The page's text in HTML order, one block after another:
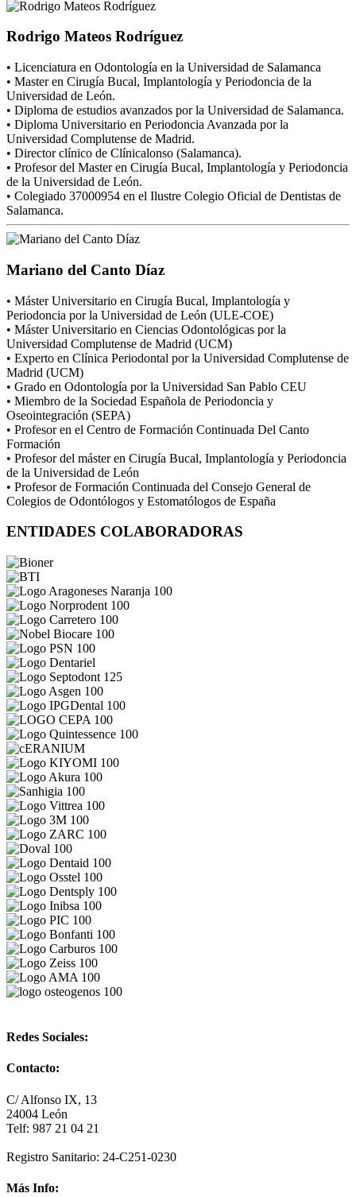
Rodrigo Mateos Rodríguez
• Licenciatura en Odontología en la Universidad de Salamanca
• Master en Cirugía Bucal, Implantología y Periodoncia de la
Universidad de León.
• Diploma de estudios avanzados por la Universidad de Salamanca.
• Diploma Universitario en Periodoncia Avanzada por la
Universidad Complutense de Madrid.
• Director clínico de Clínicalonso (Salamanca).
• Profesor del Master en Cirugía Bucal, Implantología y Periodoncia
de la Universidad de León.
• Colegiado 37000954 en el Ilustre Colegio Oficial de Dentistas de
Salamanca.
Mariano del Canto Díaz
• Máster Universitario en Cirugía Bucal, Implantología y
Periodoncia por la Universidad de León (ULE-COE)
• Máster Universitario en Ciencias Odontológicas por la
Universidad Complutense de Madrid (UCM)
• Experto en Clínica Periodontal por la Universidad Complutense de
Madrid (UCM)
• Grado en Odontología por la Universidad San Pablo CEU
• Miembro de la Sociedad Española de Periodoncia y
Oseointegración (SEPA)
• Profesor en el Centro de Formación Continuada Del Canto
Formación
• Profesor del máster en Cirugía Bucal, Implantología y Periodoncia
de la Universidad de León
• Profesor de Formación Continuada del Consejo General de
Colegios de Odontólogos y Estomatólogos de España
ENTIDADES COLABORADORAS
Redes Sociales:
Contacto:
C/ Alfonso IX, 13
24004 León
Telf: 987 21 04 21
Registro Sanitario: 24-C251-0230
Más Info: